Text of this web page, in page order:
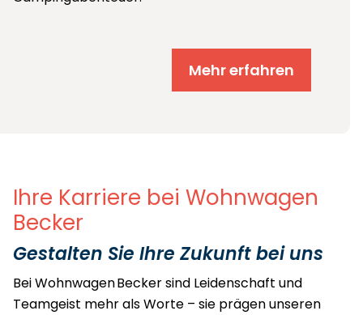
Mehr erfahren
Ihre Karriere bei Wohnwagen
Becker
Gestalten Sie Ihre Zukunft bei uns
Bei Wohnwagen Becker sind Leidenschaft und
Teamgeist mehr als Worte – sie prägen unseren